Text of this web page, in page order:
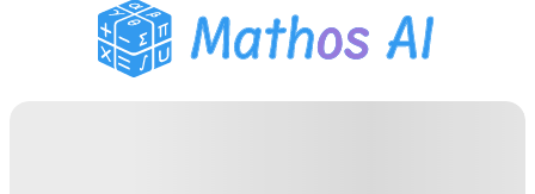
Assistant Devoirs PDF
Outils d'étude